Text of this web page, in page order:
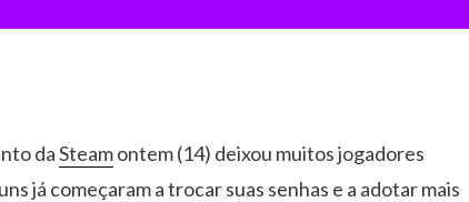
daSteamontem (14) deixou muitos jogadores
já começaram a trocar suas senhas e a adotar mais